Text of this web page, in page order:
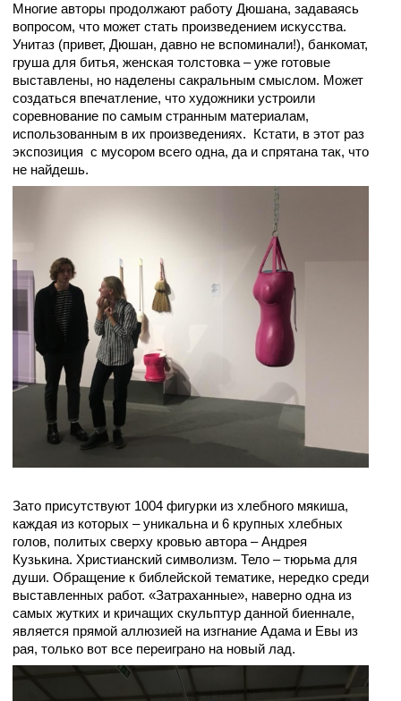
Многие авторы продолжают работу Дюшана, задаваясь
вопросом, что может стать произведением искусства.
Унитаз (привет, Дюшан, давно не вспоминали!), банкомат,
груша для битья, женская толстовка – уже готовые
выставлены, но наделены сакральным смыслом. Может
создаться впечатление, что художники устроили
соревнование по самым странным материалам,
использованным в их произведениях. Кстати, в этот раз
экспозиция с мусором всего одна, да и спрятана так, что
не найдешь.
Зато присутствуют 1004 фигурки из хлебного мякиша,
каждая из которых – уникальна и 6 крупных хлебных
голов, политых сверху кровью автора – Андрея
Кузькина. Христианский символизм. Тело – тюрьма для
души. Обращение к библейской тематике, нередко среди
выставленных работ. «Затраханные», наверно одна из
самых жутких и кричащих скульптур данной биеннале,
является прямой аллюзией на изгнание Адама и Евы из
рая, только вот все переиграно на новый лад.